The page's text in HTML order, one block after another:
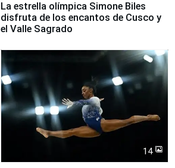
La estrella olímpica Simone Biles
disfruta de los encantos de Cusco y
el Valle Sagrado
14